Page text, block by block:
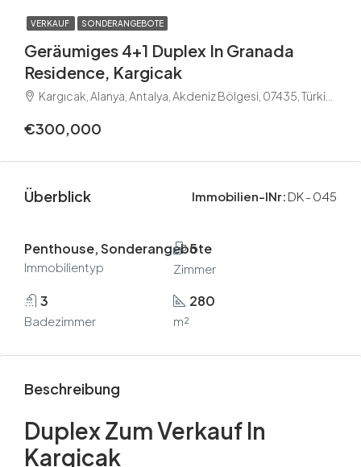
VERKAUF SONDERANGEBOTE
Geräumiges 4+1 Duplex In Granada
Residence, Kargicak
Kargıcak, Alanya, Antalya, Akdeniz Bölgesi, 07435, Türkiye
€300,000
Überblick Immobilien-INr: DK - 045
Penthouse, Sonderangebote
Immobilientyp
5
Zimmer
3
Badezimmer
280
m²
Beschreibung
Duplex Zum Verkauf In
Kargicak